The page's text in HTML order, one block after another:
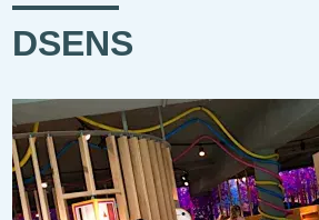
DSENS
Illustration